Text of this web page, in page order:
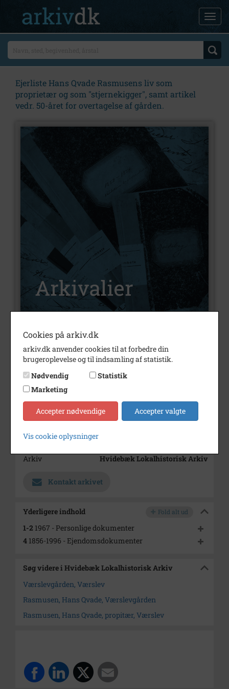
Ejerliste Hans Qvade Rasmusens liv som
proprietær og som "stjernekigger", samt artikel
vedr. 50-året for overtagelse af gården.
Nummer
Type
Arkivalier
Arkivskaber
Værslevgaarden
Beskrivelse
Værslev
Periode
1856 - 1996
Dateringsnote
Arkiv
Hvidebæk Lokalhistorisk Arkiv
Kontakt arkivet
Yderligere indhold Fold alt ud
1-2 1967 - Personlige dokumenter
4 1856-1996 - Ejendomsdokumenter
Søg videre i Hvidebæk Lokalhistorisk Arkiv
Værslevgården, Værslev
Rasmusen, Hans Qvade, Værslevgården
Rasmusen, Hans Qvade, propitær, Værslev
Cookies på arkiv.dk
arkiv.dk anvender cookies til at forbedre din
brugeroplevelse og til indsamling af statistik.
Nødvendig
Statistik
Marketing
Accepter nødvendige Accepter valgte
Vis cookie oplysninger